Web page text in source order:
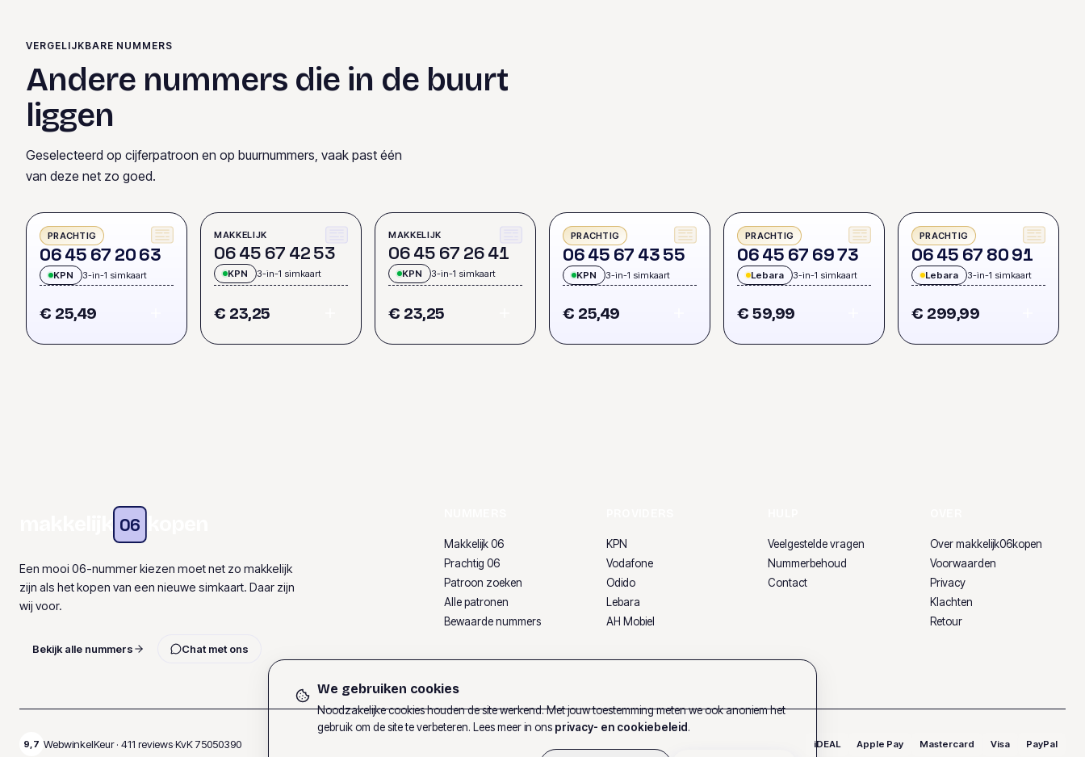
VERGELIJKBARE NUMMERS
Andere nummers die in de buurt
liggen
Geselecteerd op cijferpatroon en op buurnummers, vaak past één
van deze net zo goed.
PRACHTIG
0645 67 2063
KPN 3-in-1 simkaart
€ 25,49
MAKKELIJK
0645 67 4253
KPN 3-in-1 simkaart
€ 23,25
MAKKELIJK
0645 67 2641
KPN 3-in-1 simkaart
€ 23,25
PRACHTIG
0645 67 4355
KPN 3-in-1 simkaart
€ 25,49
PRACHTIG
0645 67 6973
Lebara 3-in-1 simkaart
€ 59,99
PRACHTIG
0645 67 8091
Lebara 3-in-1 simkaart
€ 299,99
06
Een mooi 06-nummer kiezen moet net zo makkelijk
zijn als het kopen van een nieuwe simkaart. Daar zijn
wij voor.
Bekijk alle nummers Chat met ons
Makkelijk 06
Prachtig 06
Patroon zoeken
Alle patronen
Bewaarde nummers
KPN
Vodafone
Odido
Lebara
AH Mobiel
Veelgestelde vragen
Nummerbehoud
Contact
Over makkelijk06kopen
Voorwaarden
Privacy
Klachten
Retour
9,7 WebwinkelKeur · 411 reviews·KvK75050390 iDEAL Apple Pay Mastercard Visa PayPal
We gebruiken cookies
Noodzakelijke cookies houden de site werkend. Met jouw toestemming meten we ook anoniem het
gebruik om de site te verbeteren. Lees meer in ons privacy- en cookiebeleid.